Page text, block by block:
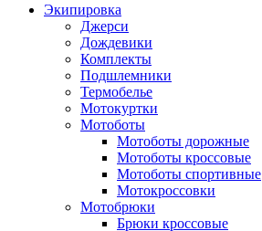
Экипировка
Джерси
Дождевики
Комплекты
Подшлемники
Термобелье
Мотокуртки
Мотоботы
Мотоботы дорожные
Мотоботы кроссовые
Мотоботы спортивные
Мотокроссовки
Мотобрюки
Брюки кроссовые